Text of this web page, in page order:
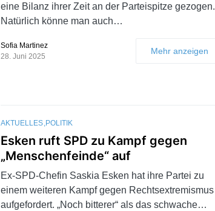
eine Bilanz ihrer Zeit an der Parteispitze gezogen.
Natürlich könne man auch…
Sofia Martinez
28. Juni 2025
Mehr anzeigen
AKTUELLES POLITIK
Esken ruft SPD zu Kampf gegen
„Menschenfeinde“ auf
Ex-SPD-Chefin Saskia Esken hat ihre Partei zu
einem weiteren Kampf gegen Rechtsextremismus
aufgefordert. „Noch bitterer“ als das schwache…